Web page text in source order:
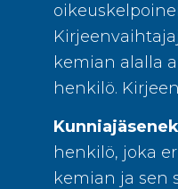
kemian alalla
henkilö.
henkilö, joka
kemian ja sen